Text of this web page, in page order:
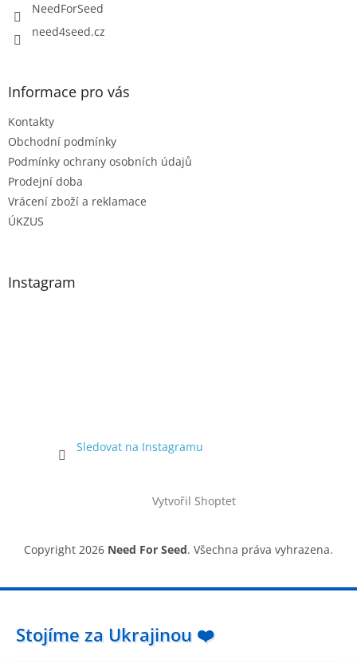
NeedForSeed
need4seed.cz
Informace pro vás
Kontakty
Obchodní podmínky
Podmínky ochrany osobních údajů
Prodejní doba
Vrácení zboží a reklamace
ÚKZUS
Instagram
Sledovat na Instagramu
Vytvořil Shoptet
Copyright 2026 Need For Seed. Všechna práva vyhrazena.
Stojíme za Ukrajinou ❤️